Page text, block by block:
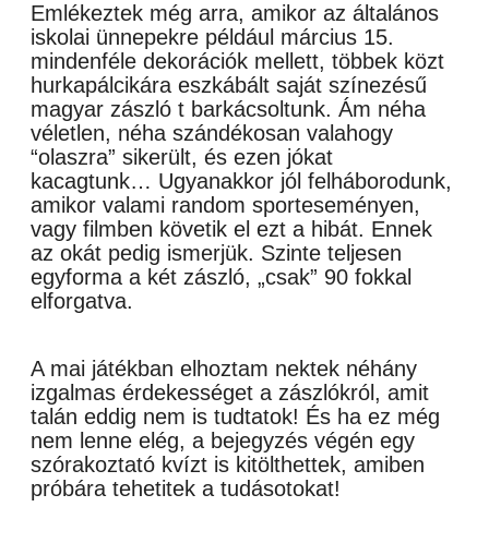
Emlékeztek még arra, amikor az általános
iskolai ünnepekre például március 15.
mindenféle dekorációk mellett, többek közt
hurkapálcikára eszkábált saját színezésű
magyar zászló t barkácsoltunk. Ám néha
véletlen, néha szándékosan valahogy
“olaszra” sikerült, és ezen jókat
kacagtunk… Ugyanakkor jól felháborodunk,
amikor valami random sporteseményen,
vagy filmben követik el ezt a hibát. Ennek
az okát pedig ismerjük. Szinte teljesen
egyforma a két zászló, „csak” 90 fokkal
elforgatva.
A mai játékban elhoztam nektek néhány
izgalmas érdekességet a zászlókról, amit
talán eddig nem is tudtatok! És ha ez még
nem lenne elég, a bejegyzés végén egy
szórakoztató kvízt is kitölthettek, amiben
próbára tehetitek a tudásotokat!